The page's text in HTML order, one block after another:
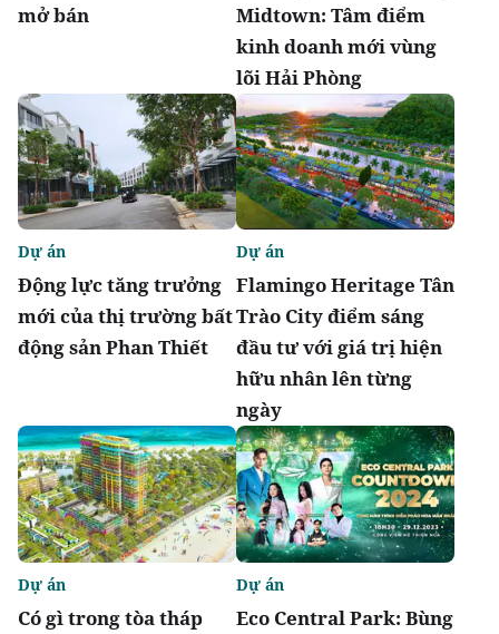
mở bán
Midtown: Tâm điểm
kinh doanh mới vùng
lõi Hải Phòng
Động lực tăng trưởng
mới của thị trường bất
động sản Phan Thiết
Dự án
Flamingo Heritage Tân
Trào City điểm sáng
đầu tư với giá trị hiện
hữu nhân lên từng
ngày
Dự án
Có gì trong tòa tháp
Dự án
Eco Central Park: Bùng
Dự án